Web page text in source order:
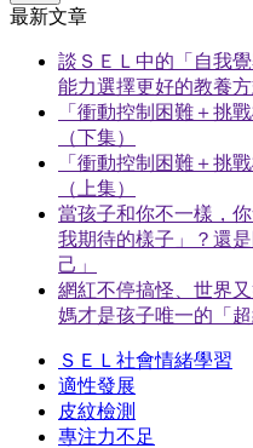
最新文章
談ＳＥＬ中的「自我
能力選擇更好的教養
「衝動控制困難＋挑
（下集）
「衝動控制困難＋挑
（上集）
當孩子和你不一樣，
我期待的樣子」？還
己」
網紅不停搞怪、世界
媽才是孩子唯一的「
ＳＥＬ社會情緒學習
適性發展
皮紋檢測
專注力不足